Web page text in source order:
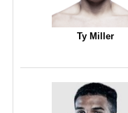
Ty Miller